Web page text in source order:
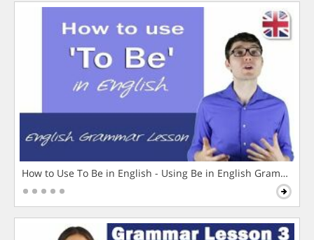
How to Use To Be in English - Using Be in English Grammar